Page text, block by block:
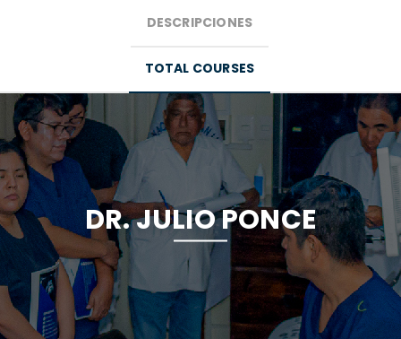
DR. JULIO PONCE
DESCRIPCIONES
TOTAL COURSES